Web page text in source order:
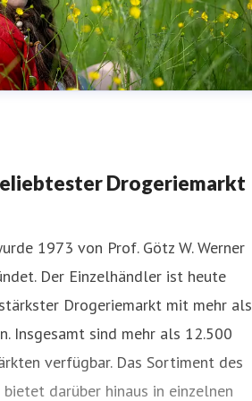
Drogeriemarkt
1973 von Prof. Götz W. Werner
Der Einzelhändler ist heute
Drogeriemarkt mit mehr als
Insgesamt sind mehr als 12.500
verfügbar. Das Sortiment des
darüber hinaus in einzelnen